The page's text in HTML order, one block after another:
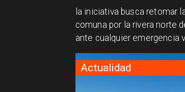
Actualidad
​la iniciativa busca retomar
comuna por la rivera norte
ante cualquier emergencia